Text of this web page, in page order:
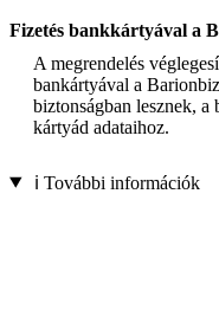
Fizetés bankkártyával a
A megrendelés
bankártyával a
biztonságban lesznek,
kártyád adataihoz.
ℹ️ További információk